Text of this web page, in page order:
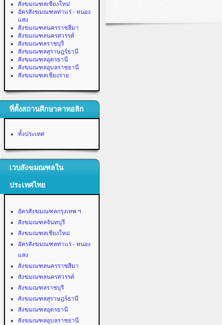
สังฆมณฑลเชียงใหม่
อัครสังฆมณฑลท่าแร่ - หนอง
แสง
สังฆมณฑลนครราชสีมา
สังฆมณฑลนครสวรรค์
สังฆมณฑลราชบุรี
สังฆมณฑลสุราษฎร์ธานี
สังฆมณฑลอุดรธานี
สังฆมณฑลอุบลราชธานี
สังฆมณฑลเชียงราย
ที่ตั้งสถานศึกษาคาทอลิก
ทั้งประเทศ
เวบสังฆมณฑลใน
ประเทศไทย
อัครสังฆมณฑลกรุงเทพ ฯ
สังฆมณฑลจันทบุรี
สังฆมณฑลเชียงใหม่
อัครสังฆมณฑลท่าแร่ - หนอง
แสง
สังฆมณฑลนครราชสีมา
สังฆมณฑลนครสวรรค์
สังฆมณฑลราชบุรี
สังฆมณฑลสุราษฎร์ธานี
สังฆมณฑลอุดรธานี
สังฆมณฑลอุบลราชธานี